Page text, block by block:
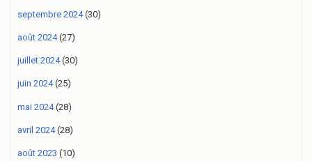
septembre 2024(30)
août 2024(27)
juillet 2024(30)
juin 2024(25)
mai 2024(28)
avril 2024(28)
août 2023 (10)